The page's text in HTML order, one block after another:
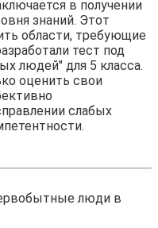
в получении
знаний. Этот
области, требующие
тест под
людей" для 5 класса.
оценить свои
слабых
люди в